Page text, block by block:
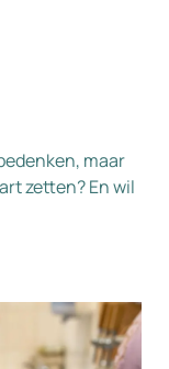
maar
zetten? En wil